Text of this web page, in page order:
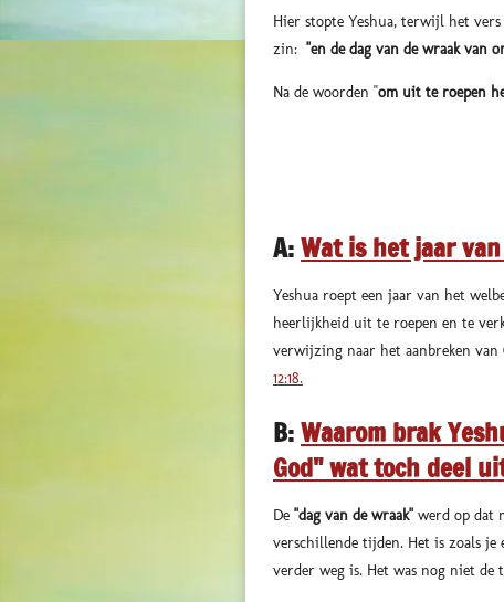
Hier stopte Yeshua, terwijl het
zin: "en de dag van de wraak van
Na de woorden "om uit te roepen
A:Wat is het jaar
Yeshua roept een jaar van het
heerlijkheid uit te roepen en te
verwijzing naar het aanbreken van
12:18.
B:Waarom brak
God" wat toch deel
De "dag van de wraak" werd op dat
verschillende tijden. Het is zoals je
verder weg is. Het was nog niet